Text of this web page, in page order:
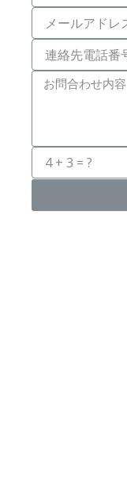
Email
Số
Điện
Thoại
Message